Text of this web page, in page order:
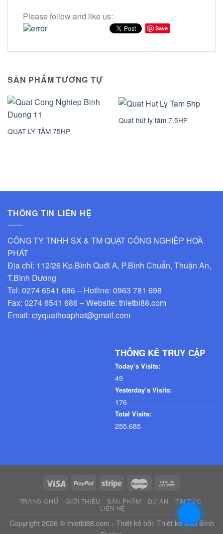
Please follow and like us:
Save
SẢN PHẨM TƯƠNG TỰ
QUẠT LY TÂM 75HP
Quạt hút ly tâm 7.5HP
THÔNG TIN LIÊN HỆ
CÔNG TY TNHH SX & TM QUẠT CÔNG NGHIỆP HOÀ
PHÁT
Địa chỉ: 112/26 Kp,Bình Quới A, P.Bình Chuẩn, Thuận An,
T.Bình Dương
Tel: 0274 6541 686 – Hotline: 0963 781 698
Fax: 0274 6541 686 – Website: thietbi88.com
Email: ctyquathoaphat@gmail.com
THỐNG KÊ TRUY CẬP
Today’s Visits:
49
Yesterday’s Visits:
176
Total Visits:
255.685
TRANG CHỦ GIỚI THIỆU SẢN PHẨM DỰ ÁN
TIN TỨC
LIÊN HỆ
Copyright 2026 © thietbi88.com - Thiết kế bởi: Thiết kế web Bình